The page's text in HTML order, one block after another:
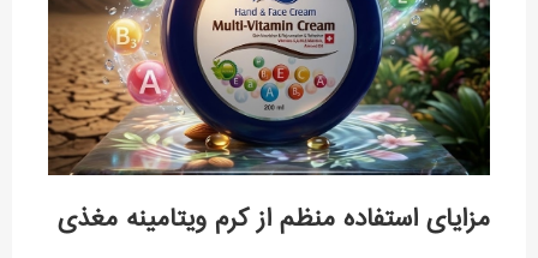
مزایای استفاده منظم از کرم ویتامینه مغذی